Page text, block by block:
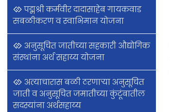
पद्मश्री कर्मवीर दादासाहेब गायकवाड
सबळीकरण व स्वाभिमान योजना
अनुसूचित जातीच्या सहकारी औद्योगिक
संस्थांना अर्थ सहाय्य योजना
अत्याचारास बळी ठरणाऱ्या अनुसूचित
जाती व अनुसूचित जमातीच्या कुंटूंबातील
सदस्यांना अर्थसहाय्य